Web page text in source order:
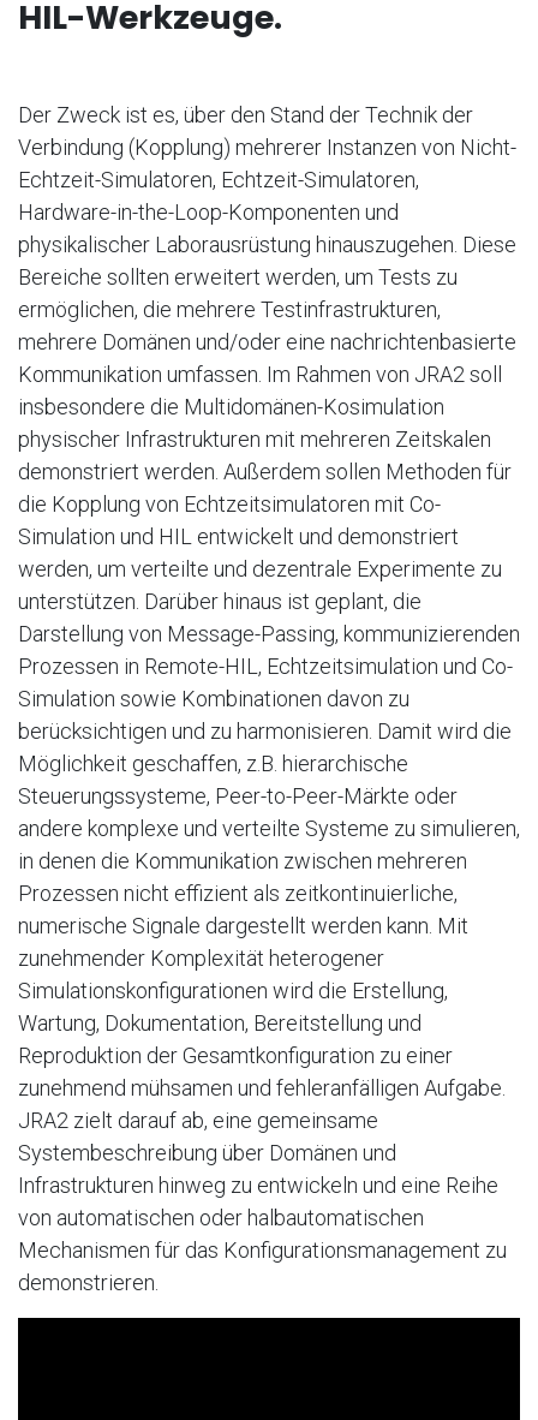
HIL-Werkzeuge.
Der Zweck ist es, über den Stand der Technik der
Verbindung (Kopplung) mehrerer Instanzen von Nicht-
Echtzeit-Simulatoren, Echtzeit-Simulatoren,
Hardware-in-the-Loop-Komponenten und
physikalischer Laborausrüstung hinauszugehen. Diese
Bereiche sollten erweitert werden, um Tests zu
ermöglichen, die mehrere Testinfrastrukturen,
mehrere Domänen und/oder eine nachrichtenbasierte
Kommunikation umfassen. Im Rahmen von JRA2 soll
insbesondere die Multidomänen-Kosimulation
physischer Infrastrukturen mit mehreren Zeitskalen
demonstriert werden. Außerdem sollen Methoden für
die Kopplung von Echtzeitsimulatoren mit Co-
Simulation und HIL entwickelt und demonstriert
werden, um verteilte und dezentrale Experimente zu
unterstützen. Darüber hinaus ist geplant, die
Darstellung von Message-Passing, kommunizierenden
Prozessen in Remote-HIL, Echtzeitsimulation und Co-
Simulation sowie Kombinationen davon zu
berücksichtigen und zu harmonisieren. Damit wird die
Möglichkeit geschaffen, z.B. hierarchische
Steuerungssysteme, Peer-to-Peer-Märkte oder
andere komplexe und verteilte Systeme zu simulieren,
in denen die Kommunikation zwischen mehreren
Prozessen nicht effizient als zeitkontinuierliche,
numerische Signale dargestellt werden kann. Mit
zunehmender Komplexität heterogener
Simulationskonfigurationen wird die Erstellung,
Wartung, Dokumentation, Bereitstellung und
Reproduktion der Gesamtkonfiguration zu einer
zunehmend mühsamen und fehleranfälligen Aufgabe.
JRA2 zielt darauf ab, eine gemeinsame
Systembeschreibung über Domänen und
Infrastrukturen hinweg zu entwickeln und eine Reihe
von automatischen oder halbautomatischen
Mechanismen für das Konfigurationsmanagement zu
demonstrieren.